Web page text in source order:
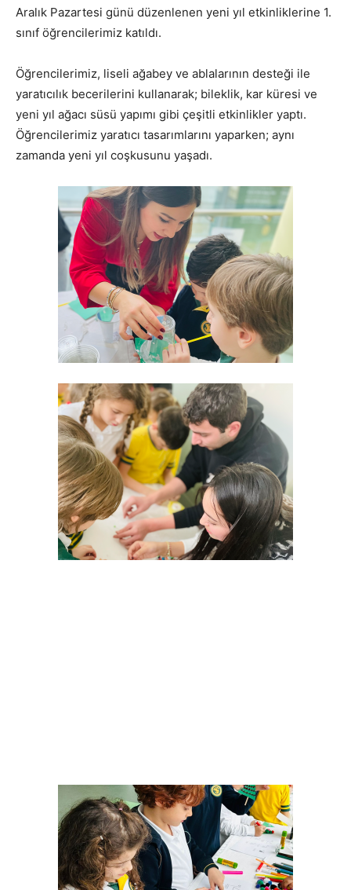
Aralık Pazartesi günü düzenlenen yeni yıl etkinliklerine 1.
sınıf öğrencilerimiz katıldı.
Öğrencilerimiz, liseli ağabey ve ablalarının desteği ile
yaratıcılık becerilerini kullanarak; bileklik, kar küresi ve
yeni yıl ağacı süsü yapımı gibi çeşitli etkinlikler yaptı.
Öğrencilerimiz yaratıcı tasarımlarını yaparken; aynı
zamanda yeni yıl coşkusunu yaşadı.